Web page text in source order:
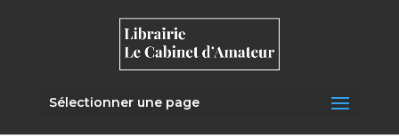
Sélectionner une page